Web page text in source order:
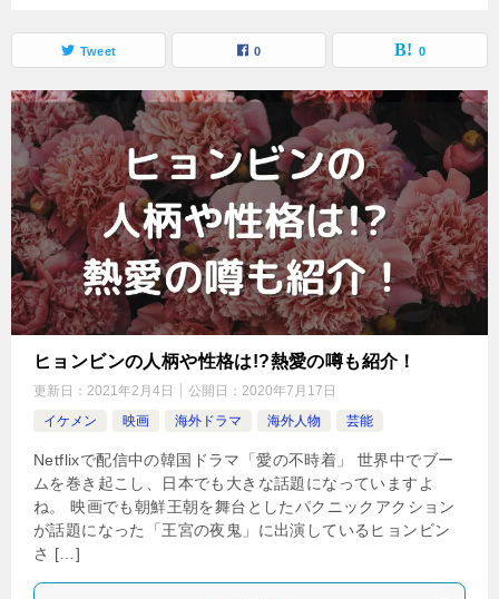
Tweet 0 0
ヒョンビンの人柄や性格は!?熱愛の噂も紹介！
更新日： 2021年2月4日 公開日： 2020年7月17日
イケメン
映画 海外ドラマ 海外人物 芸能
Netflixで配信中の韓国ドラマ「愛の不時着」 世界中でブー
ムを巻き起こし、日本でも大きな話題になっていますよ
ね。 映画でも朝鮮王朝を舞台としたパクニックアクション
が話題になった「王宮の夜鬼」に出演しているヒョンビン
さ […]